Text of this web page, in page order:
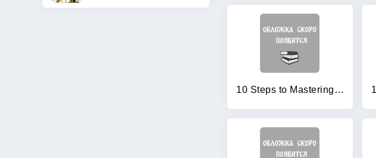
10 Steps to Mastering Stress: A Lifestyle Approach